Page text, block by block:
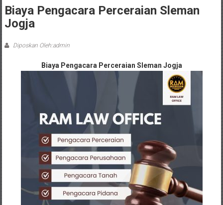
Bantul,
Wonosari,
Wates,
Magelang,
Semarang,
Jakarta,
Surabaya,
Biaya Pengacara Perceraian Sleman
Jogja
Diposkan Oleh:admin
Biaya Pengacara Perceraian Sleman Jogja